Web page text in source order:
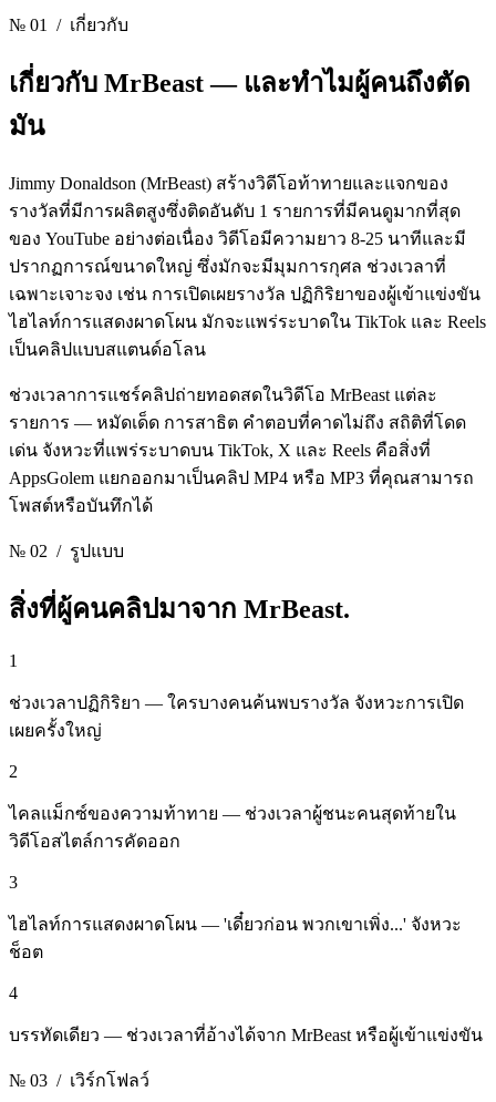
№ 01 / เกี่ยวกับ
เกี่ยวกับ MrBeast — และทําไมผู้คนถึงตัด
มัน
Jimmy Donaldson (MrBeast) สร้างวิดีโอท้าทายและแจกของ
รางวัลที่มีการผลิตสูงซึ่งติดอันดับ 1 รายการที่มีคนดูมากที่สุด
ของ YouTube อย่างต่อเนื่อง วิดีโอมีความยาว 8-25 นาทีและมี
ปรากฏการณ์ขนาดใหญ่ ซึ่งมักจะมีมุมการกุศล ช่วงเวลาที่
เฉพาะเจาะจง เช่น การเปิดเผยรางวัล ปฏิกิริยาของผู้เข้าแข่งขัน
ไฮไลท์การแสดงผาดโผน มักจะแพร่ระบาดใน TikTok และ Reels
เป็นคลิปแบบสแตนด์อโลน
ช่วงเวลาการแชร์คลิปถ่ายทอดสดในวิดีโอ MrBeast แต่ละ
รายการ — หมัดเด็ด การสาธิต คําตอบที่คาดไม่ถึง สถิติที่โดด
เด่น จังหวะที่แพร่ระบาดบน TikTok, X และ Reels คือสิ่งที่
AppsGolem แยกออกมาเป็นคลิป MP4 หรือ MP3 ที่คุณสามารถ
โพสต์หรือบันทึกได้
№ 02 / รูปแบบ
สิ่งที่ผู้คนคลิปมาจาก MrBeast.
1
ช่วงเวลาปฏิกิริยา — ใครบางคนค้นพบรางวัล จังหวะการเปิด
เผยครั้งใหญ่
2
ไคลแม็กซ์ของความท้าทาย — ช่วงเวลาผู้ชนะคนสุดท้ายใน
วิดีโอสไตล์การคัดออก
3
ไฮไลท์การแสดงผาดโผน — 'เดี๋ยวก่อน พวกเขาเพิ่ง...' จังหวะ
ช็อต
4
บรรทัดเดียว — ช่วงเวลาที่อ้างได้จาก MrBeast หรือผู้เข้าแข่งขัน
№ 03 / เวิร์กโฟลว์